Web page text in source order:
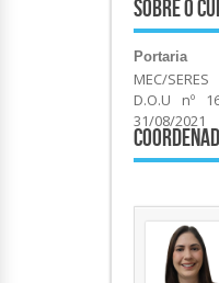
Sobre o
Portaria
MEC/
D.O.U nº
31/08/2021